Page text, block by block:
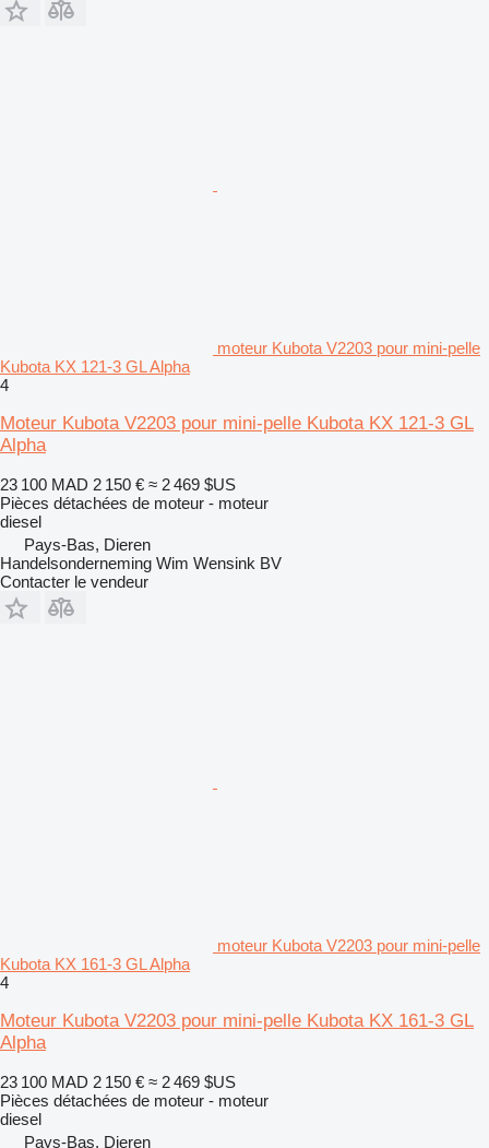
moteur Kubota V2203 pour mini-pelle
Kubota KX 121-3 GL Alpha
4
Moteur Kubota V2203 pour mini-pelle Kubota KX 121-3 GL
Alpha
23 100 MAD 2 150 € ≈ 2 469 $US
Pièces détachées de moteur - moteur
diesel
Pays-Bas, Dieren
Handelsonderneming Wim Wensink BV
Contacter le vendeur
moteur Kubota V2203 pour mini-pelle
Kubota KX 161-3 GL Alpha
4
Moteur Kubota V2203 pour mini-pelle Kubota KX 161-3 GL
Alpha
23 100 MAD 2 150 € ≈ 2 469 $US
Pièces détachées de moteur - moteur
diesel
Pays-Bas, Dieren